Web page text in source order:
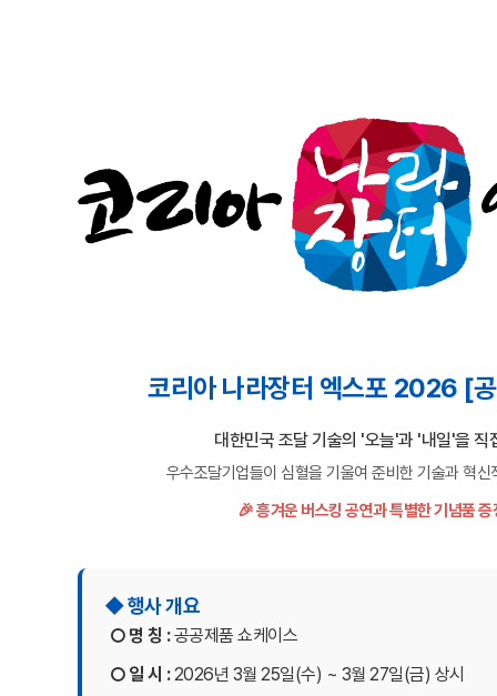
코리아 나라장터 엑스포 2026 [
대한민국 조달 기술의 '오늘'과 '내일'을 직
우수조달기업들이 심혈을 기울여 준비한 기술과 혁신
🎉 흥겨운 버스킹 공연과 특별한 기념품
◆ 행사 개요
○ 명 칭 :공공제품 쇼케이스
○ 일 시 :2026년 3월 25일(수) ~ 3월 27일(금) 상시